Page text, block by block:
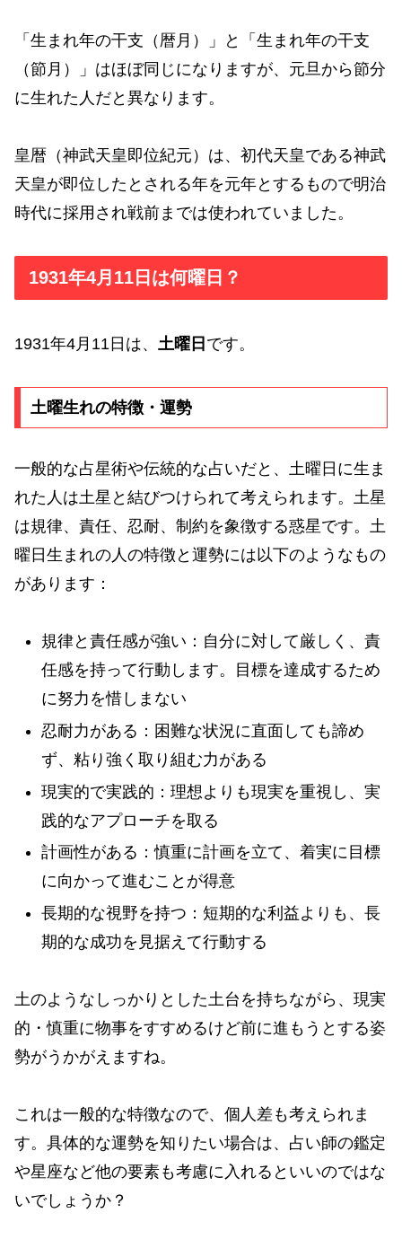
「生まれ年の干支（暦月）」と「生まれ年の干支
（節月）」はほぼ同じになりますが、元旦から節分
に生れた人だと異なります。
皇暦（神武天皇即位紀元）は、初代天皇である神武
天皇が即位したとされる年を元年とするもので明治
時代に採用され戦前までは使われていました。
1931年4月11日は何曜日？
1931年4月11日は、 土曜日 です。
土曜生れの特徴・運勢
一般的な占星術や伝統的な占いだと、土曜日に生ま
れた人は土星と結びつけられて考えられます。土星
は規律、責任、忍耐、制約を象徴する惑星です。土
曜日生まれの人の特徴と運勢には以下のようなもの
があります：
規律と責任感が強い：自分に対して厳しく、責
任感を持って行動します。目標を達成するため
に努力を惜しまない
忍耐力がある：困難な状況に直面しても諦め
ず、粘り強く取り組む力がある
現実的で実践的：理想よりも現実を重視し、実
践的なアプローチを取る
計画性がある：慎重に計画を立て、着実に目標
に向かって進むことが得意
長期的な視野を持つ：短期的な利益よりも、長
期的な成功を見据えて行動する
土のようなしっかりとした土台を持ちながら、現実
的・慎重に物事をすすめるけど前に進もうとする姿
勢がうかがえますね。
これは一般的な特徴なので、個人差も考えられま
す。具体的な運勢を知りたい場合は、占い師の鑑定
や星座など他の要素も考慮に入れるといいのではな
いでしょうか？